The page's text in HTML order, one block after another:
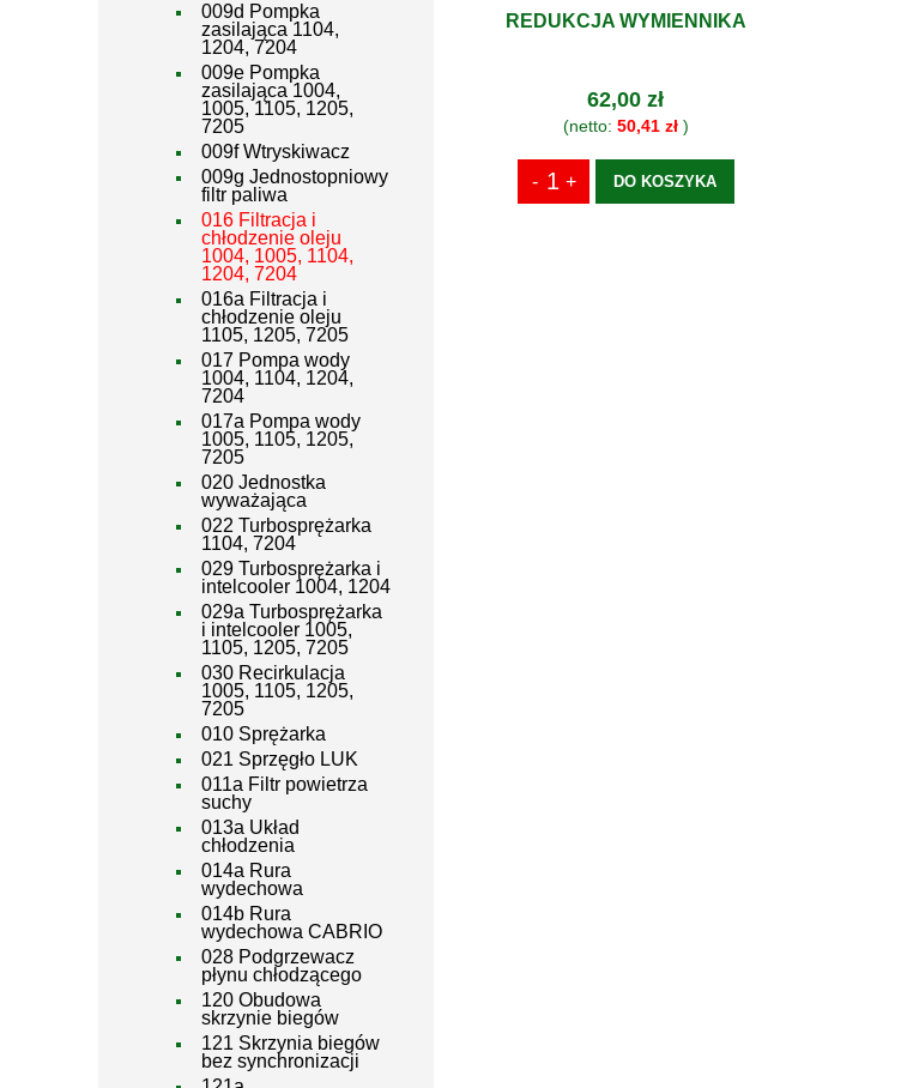
009d Pompka
zasilająca 1104,
1204, 7204
009e Pompka
zasilająca 1004,
1005, 1105, 1205,
7205
009f Wtryskiwacz
009g Jednostopniowy
filtr paliwa
016 Filtracja i
chłodzenie oleju
1004, 1005, 1104,
1204, 7204
016a Filtracja i
chłodzenie oleju
1105, 1205, 7205
017 Pompa wody
1004, 1104, 1204,
7204
017a Pompa wody
1005, 1105, 1205,
7205
020 Jednostka
wyważająca
022 Turbosprężarka
1104, 7204
029 Turbosprężarka i
intelcooler 1004, 1204
029a Turbosprężarka
i intelcooler 1005,
1105, 1205, 7205
030 Recirkulacja
1005, 1105, 1205,
7205
010 Sprężarka
021 Sprzęgło LUK
011a Filtr powietrza
suchy
013a Układ
chłodzenia
014a Rura
wydechowa
014b Rura
wydechowa CABRIO
028 Podgrzewacz
płynu chłodzącego
120 Obudowa
skrzynie biegów
121 Skrzynia biegów
bez synchronizacji
REDUKCJA WYMIENNIKA
62,00 zł
(netto: 50,41 zł)
DO KOSZYKA